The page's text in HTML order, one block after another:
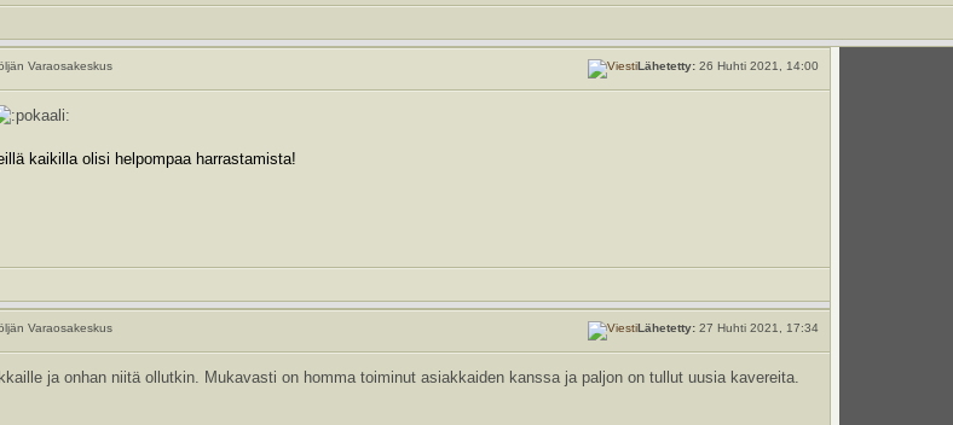
Varaosakeskus Lähetetty: 26 Huhti 2021, 14:00
kaikilla olisi helpompaa harrastamista!
Varaosakeskus Lähetetty: 27 Huhti 2021, 17:34
ja onhan niitä ollutkin. Mukavasti on homma toiminut asiakkaiden kanssa ja paljon on tullut uusia kavereita.